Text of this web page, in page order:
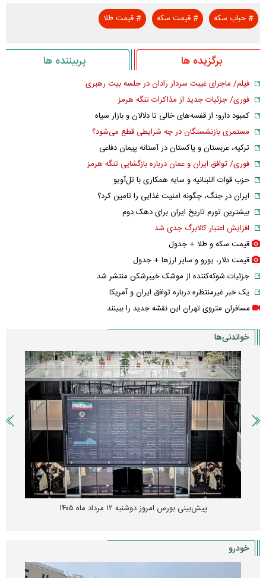
#حباب سکه #قیمت سکه #قیمت طلا
برگزیده ها پربیننده ها
فیلم/ ماجرای غیبت سردار رادان در جلسه بیت رهبری
فوری/ جزئیات جدید از مذاکرات تنگه هرمز
کمبود دارو؛ از قفسه‌های خالی تا دلالان و بازار سیاه
مستمری بازنشستگان در چه شرایطی قطع می‌شود؟
ترکیه، عربستان و پاکستان در آستانه پیمان دفاعی
فوری/ توافق ایران و عمان درباره بازگشایی تنگه هرمز
حزب قوات اللبنانیه و سایه همکاری با تل‌آویو
ایران در جنگ، چگونه امنیت غذایی را تامین کرد؟
بیشترین تورم تاریخ ایران برای دهک دوم
افزایش اعتبار کالابرگ جدی شد
قیمت سکه و طلا + جدول
قیمت دلار، یورو و سایر ارز‌ها + جدول
جزئیات شوکه‌کننده از موشک خیبرشکن منتشر شد
یک خبر غیرمنتظره درباره توافق ایران و آمریکا
مسافران متروی تهران این نقشه جدید را ببینند
خواندنی‌ها
پیش‌بینی بورس امروز دوشنبه ۱۲ مرداد ماه ۱۴۰۵
خودرو